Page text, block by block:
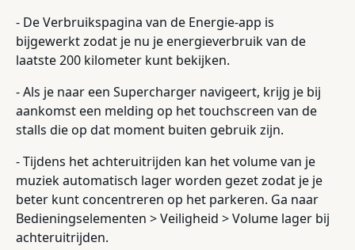
- De Verbruikspagina van de Energie-app is
bijgewerkt zodat je nu je energieverbruik van de
laatste 200 kilometer kunt bekijken.
- Als je naar een Supercharger navigeert, krijg je bij
aankomst een melding op het touchscreen van de
stalls die op dat moment buiten gebruik zijn.
- Tijdens het achteruitrijden kan het volume van je
muziek automatisch lager worden gezet zodat je je
beter kunt concentreren op het parkeren. Ga naar
Bedieningselementen > Veiligheid > Volume lager bij
achteruitrijden.